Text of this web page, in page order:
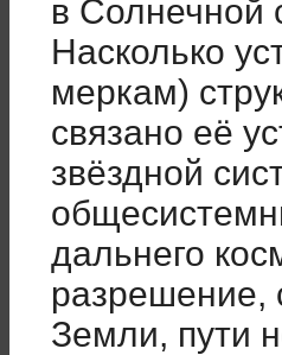
в Солнечной
Насколько
меркам)
связано её
звёздной
дальнего
разрешение,
Земли, пути